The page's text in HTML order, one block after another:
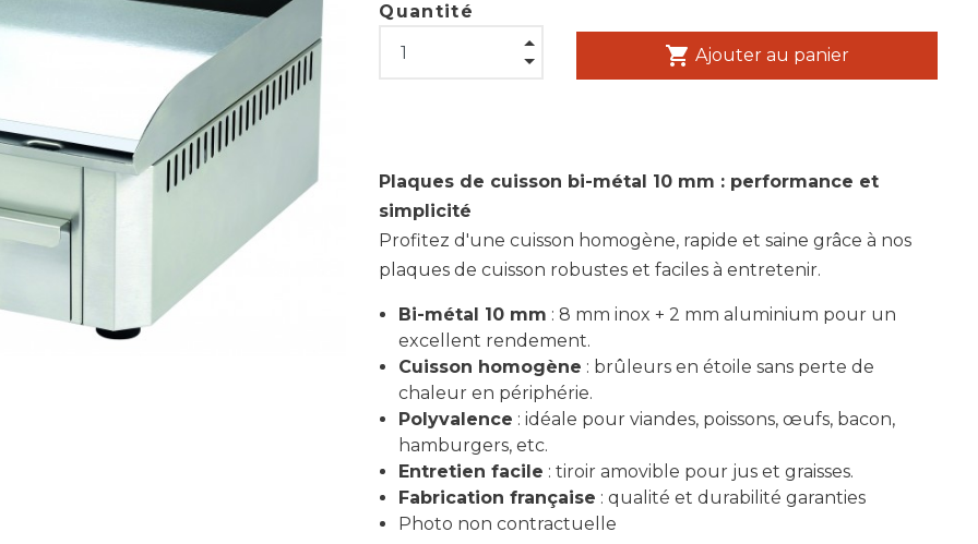
Quantité
shopping_cart Ajouter au panier
Plaques de cuisson bi-métal 10 mm : performance et
simplicité
Profitez d'une cuisson homogène, rapide et saine grâce à nos
plaques de cuisson robustes et faciles à entretenir.
Bi-métal 10 mm : 8 mm inox + 2 mm aluminium pour un
excellent rendement.
Cuisson homogène : brûleurs en étoile sans perte de
chaleur en périphérie.
Polyvalence : idéale pour viandes, poissons, œufs, bacon,
hamburgers, etc.
Entretien facile : tiroir amovible pour jus et graisses.
Fabrication française : qualité et durabilité garanties
Photo non contractuelle